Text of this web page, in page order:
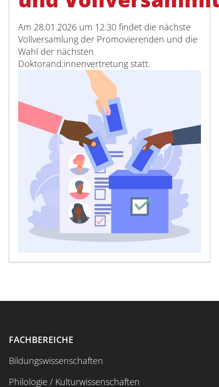
Am 28.01.2026 um 12:30 findet die nächste
Vollversamlung der Promovierenden und die
Wahl der nächsten
Doktorand:innenvertretung statt.
FACHBEREICHE
Bildungswissenschaften
Philologie / Kulturwissenschaften